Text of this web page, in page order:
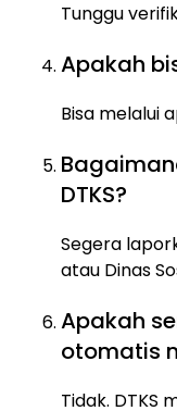
Tunggu
Apakah
Bisa melalui
DTKS?
Segera
atau Dinas
Apakah
otomatis
Tidak. DTKS